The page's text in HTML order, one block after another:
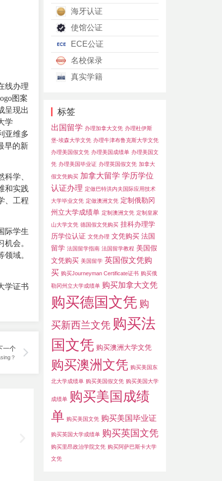
线办理
图案
呈现出
学
亚维多
早的新
学、
和实践
、工程
际学生
会。
域。
学证书
一个
？
海牙认证
使馆公证
ECE公证
名校保录
真实学籍
标签
出国留学 办理加拿大文凭 办理杜伊斯
堡-埃森大学文凭 办理牛津布鲁克斯大学文凭
办理美国假文凭 办理美国成绩单 办理美国文
凭 办理美国毕业证 办理英国假文凭 加拿大
假文凭购买 加拿大留学 学历学位
认证办理 定做巴特洪内夫国际应用技术
大学毕业文凭 定做澳洲文凭 定制俄勒冈
州立大学成绩单 定制澳洲文凭 定制皇家
山大学文凭 德国假文凭购买 挂科办理学
历学位认证 文凭办理 文凭购买 法国
留学 法国留学指南 法国留学教程 美国假
文凭购买 美国留学 英国假文凭购
买 购买Journeyman Certificate证书 购买俄
勒冈州立大学成绩单 购买加拿大文凭
购买德国文凭 购
买新西兰文凭 购买法
国文凭 购买澳洲大学文凭
购买澳洲文凭 购买美国东
北大学成绩单 购买美国假文凭 购买美国大学
成绩单 购买美国成绩
单 购买美国文凭 购买美国毕业证
购买英国大学成绩单 购买英国文凭
购买里昂政治学院文凭 购买阿萨巴斯卡大学
文凭